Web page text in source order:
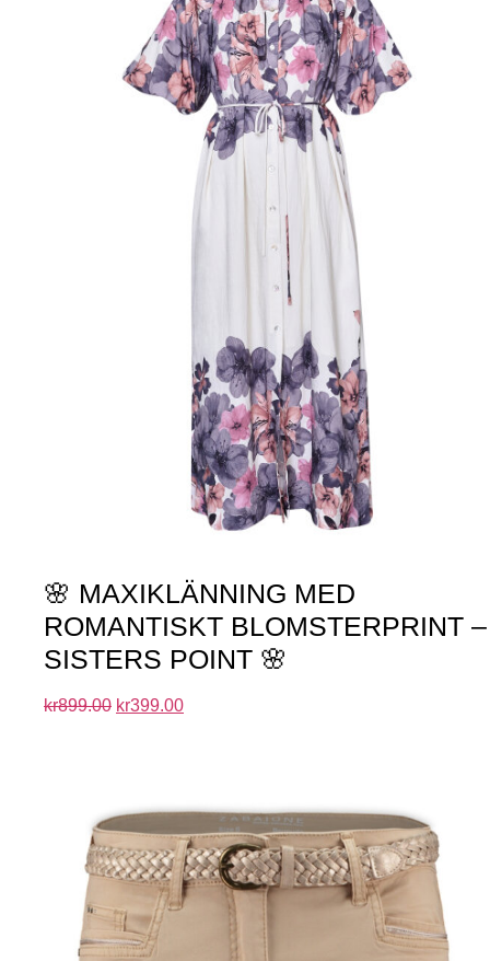
🌸 MAXIKLÄNNING MED
ROMANTISKT BLOMSTERPRINT –
SISTERS POINT 🌸
kr899.00 kr399.00